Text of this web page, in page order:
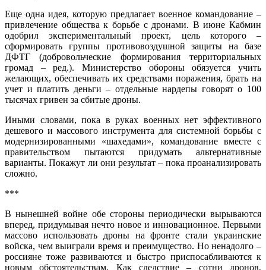
Еще одна идея, которую предлагает военное командование –
привлечение общества к борьбе с дронами. В июне Кабмин
одобрил экспериментальный проект, цель которого –
сформировать группы противовоздушной защиты на базе
ДФТГ (добровольческие формирования территориальных
громад – ред.). Министерство обороны обязуется учить
желающих, обеспечивать их средствами поражения, брать на
учет и платить деньги – отдельные нардепы говорят о 100
тысячах гривен за сбитые дроны.
Иными словами, пока в руках военных нет эффективного
дешевого и массового инструмента для системной борьбы с
модернизированными «шахедами», командование вместе с
правительством пытаются придумать альтернативные
варианты. Покажут ли они результат – пока проанализировать
сложно.
***
В нынешней войне обе стороны периодически вырываются
вперед, придумывая нечто новое и инновационное. Первыми
массово использовать дроны на фронте стали украинские
войска, чем выиграли время и преимущество. Но ненадолго –
россияне тоже развиваются и быстро приспосабливаются к
новым обстоятельствам. Как следствие – сотни дронов,